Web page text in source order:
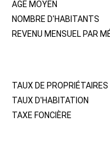
AGE MOYEN
NOMBRE D'HABITANTS
REVENU MENSUEL PAR
TAUX DE PROPRIÉTAIRES
TAUX D'HABITATION
TAXE FONCIÈRE